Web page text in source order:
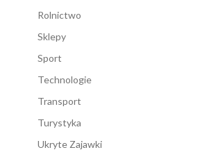
Rolnictwo
Sklepy
Sport
Technologie
Transport
Turystyka
Ukryte Zajawki